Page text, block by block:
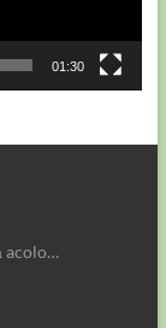
01:30
acolo…